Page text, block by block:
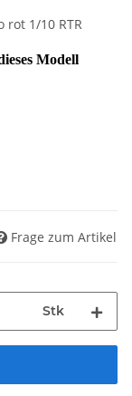
rot 1/10 RTR
Modell
Frage zum Artikel
Stk